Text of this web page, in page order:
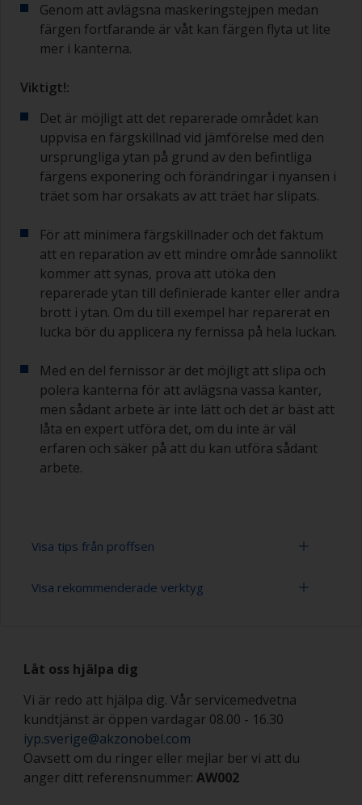
Genom att avlägsna maskeringstejpen medan
färgen fortfarande är våt kan färgen flyta ut lite
mer i kanterna.
Viktigt!:
Det är möjligt att det reparerade området kan
uppvisa en färgskillnad vid jämförelse med den
ursprungliga ytan på grund av den befintliga
färgens exponering och förändringar i nyansen i
träet som har orsakats av att träet har slipats.
För att minimera färgskillnader och det faktum
att en reparation av ett mindre område sannolikt
kommer att synas, prova att utöka den
reparerade ytan till definierade kanter eller andra
brott i ytan. Om du till exempel har reparerat en
lucka bör du applicera ny fernissa på hela luckan.
Med en del fernissor är det möjligt att slipa och
polera kanterna för att avlägsna vassa kanter,
men sådant arbete är inte lätt och det är bäst att
låta en expert utföra det, om du inte är väl
erfaren och säker på att du kan utföra sådant
arbete.
Visa tips från proffsen
Arbeta med en roller:
>Rollers kan vara av typen skumrollers med hög
densitet och slutna celler för att minimera
bildandet av bubblor som kan uppstå med
mohairrollers eller skumrollers med stora celler.
Om du använder filtrollers eller mohairrollers,
kan du vira maskeringstejp runt den nya rollern
Visa rekommenderade verktyg
Rollers (varierande typ och storlek)
Penslar (passande storlek)
Klibbduk eller luddfri trasa
Slippapper 220-600 (varierande grovlek för
Låt oss hjälpa dig
Vi är redo att hjälpa dig. Vår servicemedvetna
kundtjänst är öppen vardagar 08.00 - 16.30
iyp.sverige@akzonobel.com
Oavsett om du ringer eller mejlar ber vi att du
anger ditt referensnummer: AW002